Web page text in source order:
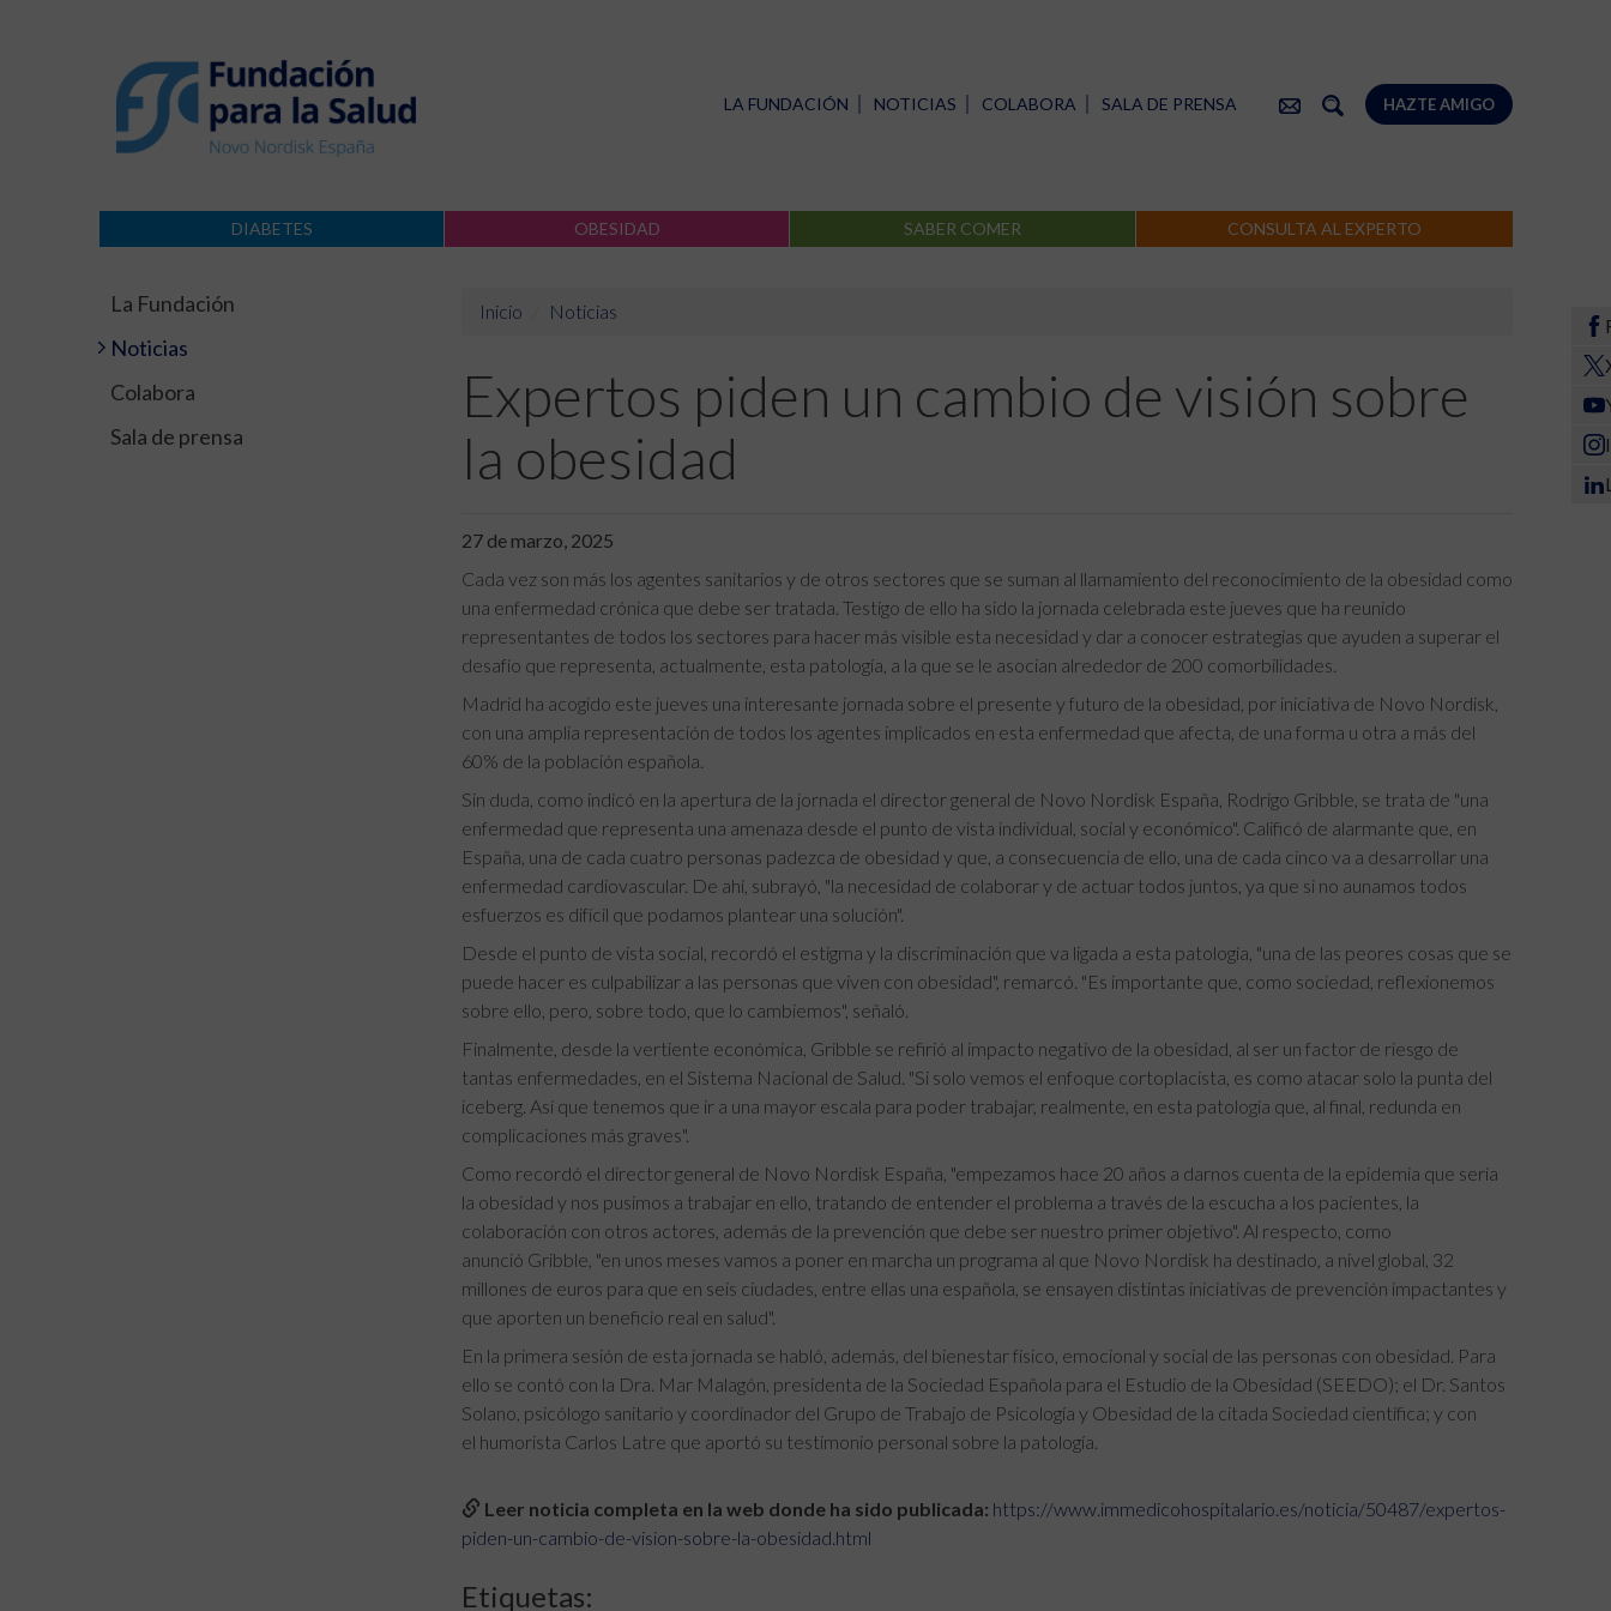
HAZTE AMIGO
LA FUNDACIÓN NOTICIAS COLABORA SALA DE PRENSA
DIABETES OBESIDAD SABER COMER CONSULTA AL EXPERTO
La Fundación
Noticias
Colabora
Sala de prensa
Inicio Noticias
Expertos piden un cambio de visión sobre
la obesidad
27 de marzo, 2025
Cada vez son más los agentes sanitarios y de otros sectores que se suman al llamamiento del reconocimiento de la obesidad como
una enfermedad crónica que debe ser tratada. Testigo de ello ha sido la jornada celebrada este jueves que ha reunido
representantes de todos los sectores para hacer más visible esta necesidad y dar a conocer estrategias que ayuden a superar el
desafío que representa, actualmente, esta patología, a la que se le asocian alrededor de 200 comorbilidades.
Madrid ha acogido este jueves una interesante jornada sobre el presente y futuro de la obesidad, por iniciativa de Novo Nordisk,
con una amplia representación de todos los agentes implicados en esta enfermedad que afecta, de una forma u otra a más del
60% de la población española.
Sin duda, como indicó en la apertura de la jornada el director general de Novo Nordisk España, Rodrigo Gribble, se trata de "una
enfermedad que representa una amenaza desde el punto de vista individual, social y económico". Calificó de alarmante que, en
España, una de cada cuatro personas padezca de obesidad y que, a consecuencia de ello, una de cada cinco va a desarrollar una
enfermedad cardiovascular. De ahí, subrayó, "la necesidad de colaborar y de actuar todos juntos, ya que si no aunamos todos
esfuerzos es difícil que podamos plantear una solución".
Desde el punto de vista social, recordó el estigma y la discriminación que va ligada a esta patología, "una de las peores cosas que se
puede hacer es culpabilizar a las personas que viven con obesidad", remarcó. "Es importante que, como sociedad, reflexionemos
sobre ello, pero, sobre todo, que lo cambiemos", señaló.
Finalmente, desde la vertiente económica, Gribble se refirió al impacto negativo de la obesidad, al ser un factor de riesgo de
tantas enfermedades, en el Sistema Nacional de Salud. "Si solo vemos el enfoque cortoplacista, es como atacar solo la punta del
iceberg. Así que tenemos que ir a una mayor escala para poder trabajar, realmente, en esta patología que, al final, redunda en
complicaciones más graves".
Como recordó el director general de Novo Nordisk España, "empezamos hace 20 años a darnos cuenta de la epidemia que sería
la obesidad y nos pusimos a trabajar en ello, tratando de entender el problema a través de la escucha a los pacientes, la
colaboración con otros actores, además de la prevención que debe ser nuestro primer objetivo". Al respecto, como
anunció Gribble, "en unos meses vamos a poner en marcha un programa al que Novo Nordisk ha destinado, a nivel global, 32
millones de euros para que en seis ciudades, entre ellas una española, se ensayen distintas iniciativas de prevención impactantes y
que aporten un beneficio real en salud".
En la primera sesión de esta jornada se habló, además, del bienestar físico, emocional y social de las personas con obesidad. Para
ello se contó con la Dra. Mar Malagón, presidenta de la Sociedad Española para el Estudio de la Obesidad (SEEDO); el Dr. Santos
Solano, psicólogo sanitario y coordinador del Grupo de Trabajo de Psicología y Obesidad de la citada Sociedad científica; y con
el humorista Carlos Latre que aportó su testimonio personal sobre la patología.
Leer noticia completa en la web donde ha sido publicada: https://www.immedicohospitalario.es/noticia/50487/expertos-
piden-un-cambio-de-vision-sobre-la-obesidad.html
Etiquetas: